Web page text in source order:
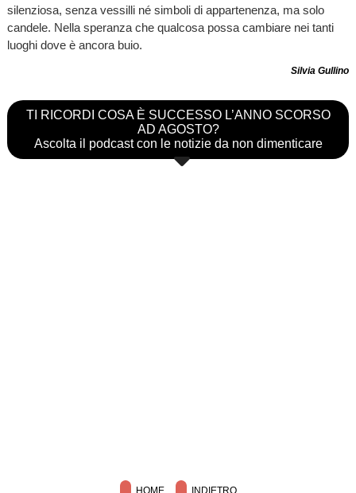
silenziosa, senza vessilli né simboli di appartenenza, ma solo
candele. Nella speranza che qualcosa possa cambiare nei tanti
luoghi dove è ancora buio.
Silvia Gullino
TI RICORDI COSA È SUCCESSO L’ANNO SCORSO
AD AGOSTO?
Ascolta il podcast con le notizie da non dimenticare
HOME INDIETRO